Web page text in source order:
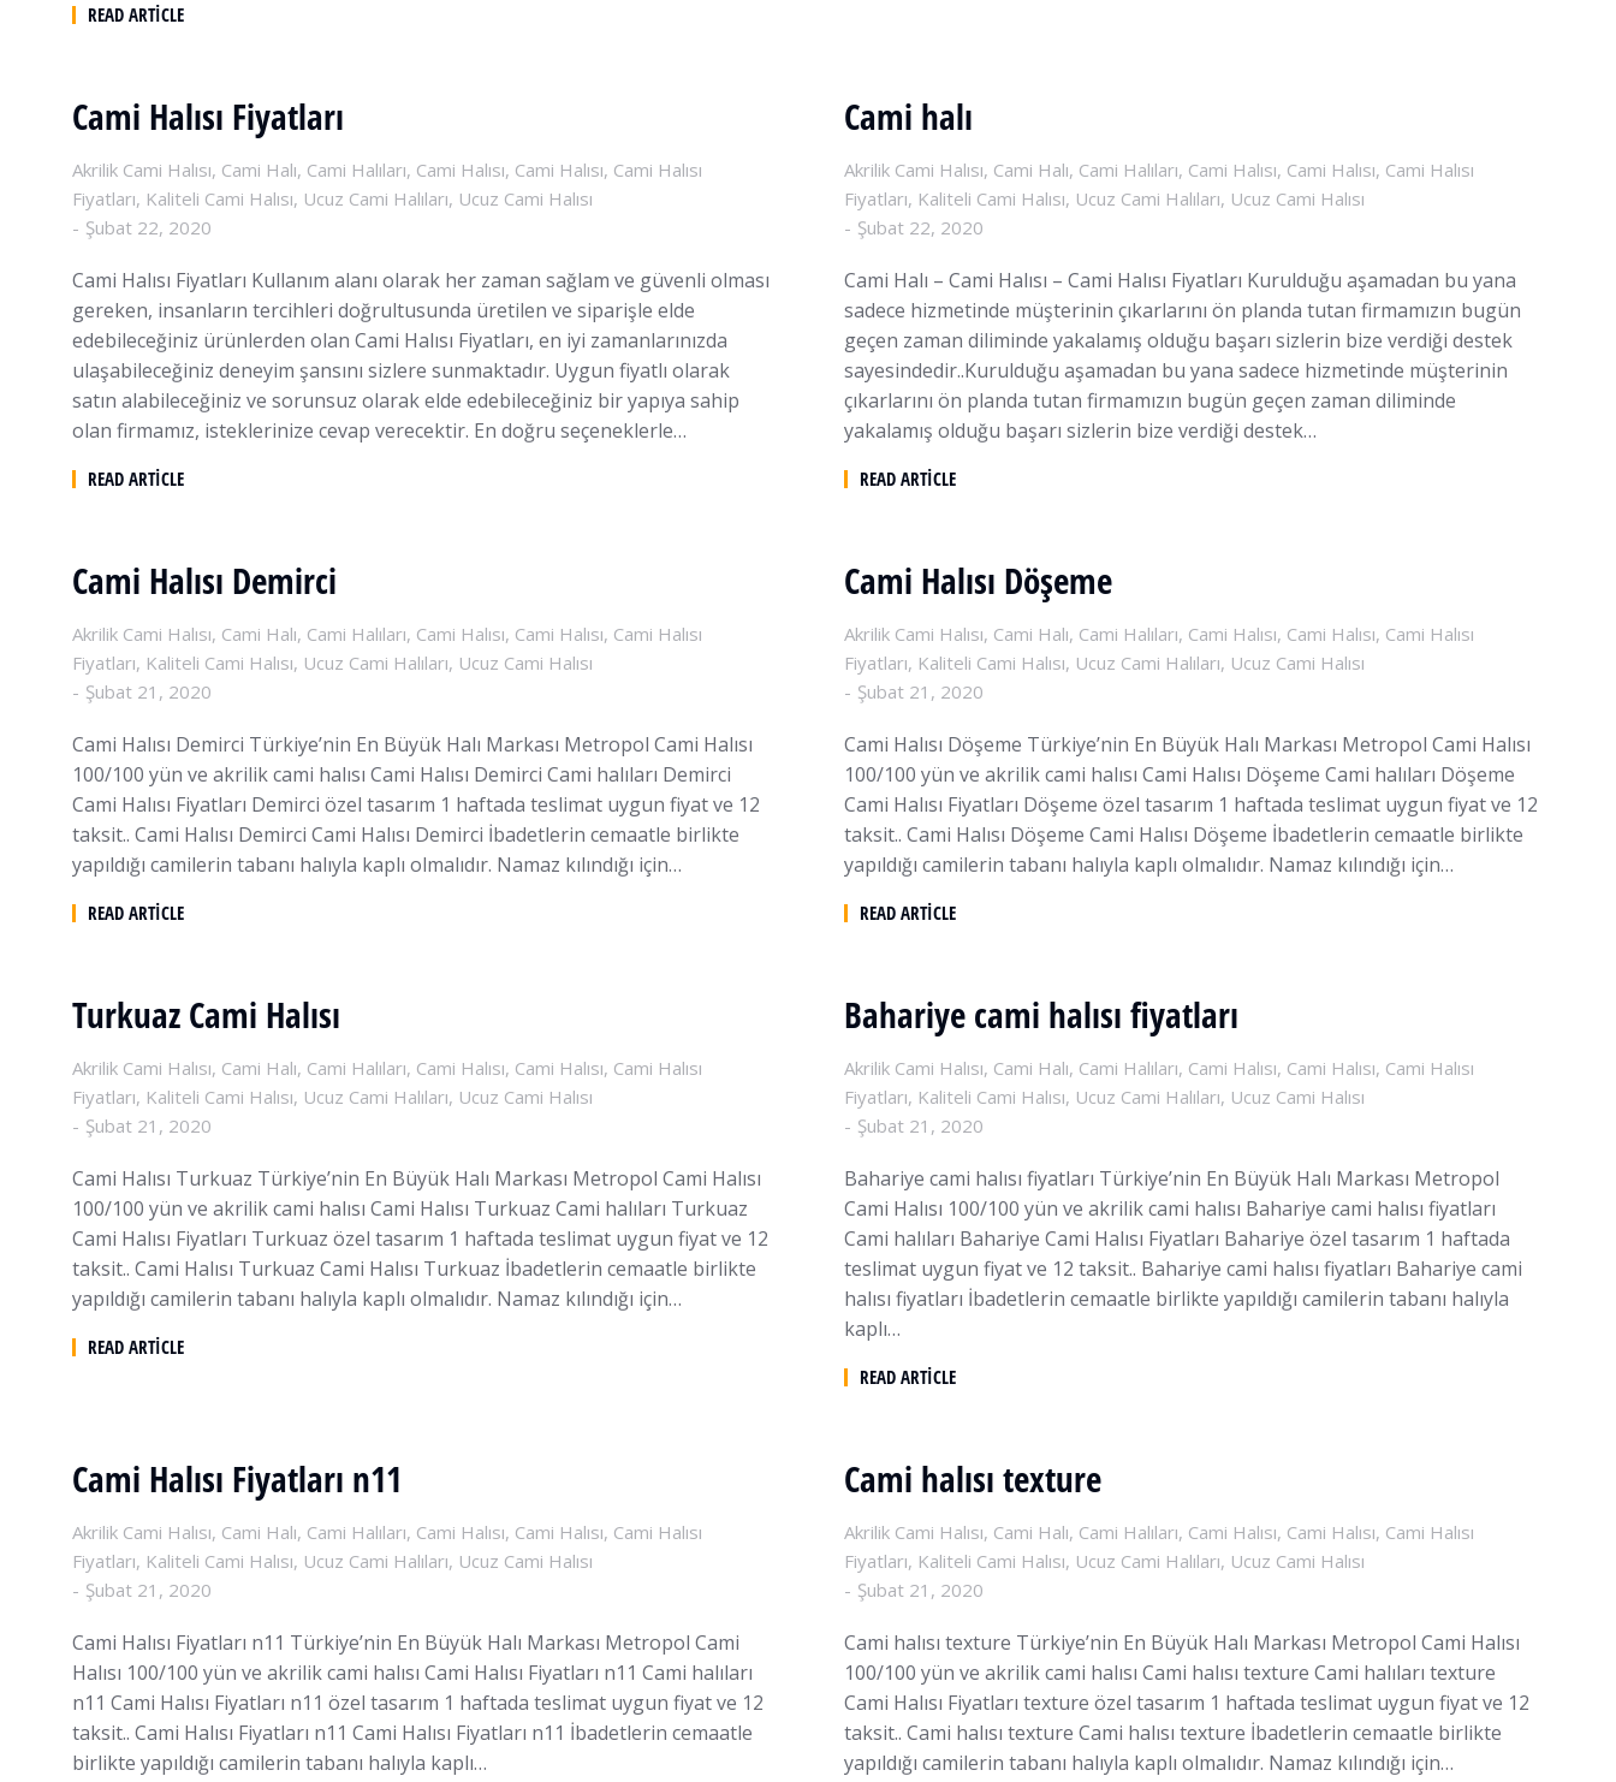
READ ARTICLE
Cami Halısı Fiyatları
Akrilik Cami Halısı, Cami Halı, Cami Halıları, Cami Halısı, Cami Halısı, Cami Halısı
Fiyatları, Kaliteli Cami Halısı, Ucuz Cami Halıları, Ucuz Cami Halısı
Şubat 22, 2020
Cami Halısı Fiyatları Kullanım alanı olarak her zaman sağlam ve güvenli olması
gereken, insanların tercihleri doğrultusunda üretilen ve siparişle elde
edebileceğiniz ürünlerden olan Cami Halısı Fiyatları, en iyi zamanlarınızda
ulaşabileceğiniz deneyim şansını sizlere sunmaktadır. Uygun fiyatlı olarak
satın alabileceğiniz ve sorunsuz olarak elde edebileceğiniz bir yapıya sahip
olan firmamız, isteklerinize cevap verecektir. En doğru seçeneklerle…
READ ARTICLE
Cami halı
Akrilik Cami Halısı, Cami Halı, Cami Halıları, Cami Halısı, Cami Halısı, Cami Halısı
Fiyatları, Kaliteli Cami Halısı, Ucuz Cami Halıları, Ucuz Cami Halısı
Şubat 22, 2020
Cami Halı – Cami Halısı – Cami Halısı Fiyatları Kurulduğu aşamadan bu yana
sadece hizmetinde müşterinin çıkarlarını ön planda tutan firmamızın bugün
geçen zaman diliminde yakalamış olduğu başarı sizlerin bize verdiği destek
sayesindedir..Kurulduğu aşamadan bu yana sadece hizmetinde müşterinin
çıkarlarını ön planda tutan firmamızın bugün geçen zaman diliminde
yakalamış olduğu başarı sizlerin bize verdiği destek…
READ ARTICLE
Cami Halısı Demirci
Akrilik Cami Halısı, Cami Halı, Cami Halıları, Cami Halısı, Cami Halısı, Cami Halısı
Fiyatları, Kaliteli Cami Halısı, Ucuz Cami Halıları, Ucuz Cami Halısı
Şubat 21, 2020
Cami Halısı Demirci Türkiye’nin En Büyük Halı Markası Metropol Cami Halısı
100/100 yün ve akrilik cami halısı Cami Halısı Demirci Cami halıları Demirci
Cami Halısı Fiyatları Demirci özel tasarım 1 haftada teslimat uygun fiyat ve 12
taksit.. Cami Halısı Demirci Cami Halısı Demirci İbadetlerin cemaatle birlikte
yapıldığı camilerin tabanı halıyla kaplı olmalıdır. Namaz kılındığı için…
READ ARTICLE
Cami Halısı Döşeme
Akrilik Cami Halısı, Cami Halı, Cami Halıları, Cami Halısı, Cami Halısı, Cami Halısı
Fiyatları, Kaliteli Cami Halısı, Ucuz Cami Halıları, Ucuz Cami Halısı
Şubat 21, 2020
Cami Halısı Döşeme Türkiye’nin En Büyük Halı Markası Metropol Cami Halısı
100/100 yün ve akrilik cami halısı Cami Halısı Döşeme Cami halıları Döşeme
Cami Halısı Fiyatları Döşeme özel tasarım 1 haftada teslimat uygun fiyat ve 12
taksit.. Cami Halısı Döşeme Cami Halısı Döşeme İbadetlerin cemaatle birlikte
yapıldığı camilerin tabanı halıyla kaplı olmalıdır. Namaz kılındığı için…
READ ARTICLE
Turkuaz Cami Halısı
Akrilik Cami Halısı, Cami Halı, Cami Halıları, Cami Halısı, Cami Halısı, Cami Halısı
Fiyatları, Kaliteli Cami Halısı, Ucuz Cami Halıları, Ucuz Cami Halısı
Şubat 21, 2020
Cami Halısı Turkuaz Türkiye’nin En Büyük Halı Markası Metropol Cami Halısı
100/100 yün ve akrilik cami halısı Cami Halısı Turkuaz Cami halıları Turkuaz
Cami Halısı Fiyatları Turkuaz özel tasarım 1 haftada teslimat uygun fiyat ve 12
taksit.. Cami Halısı Turkuaz Cami Halısı Turkuaz İbadetlerin cemaatle birlikte
yapıldığı camilerin tabanı halıyla kaplı olmalıdır. Namaz kılındığı için…
READ ARTICLE
Bahariye cami halısı fiyatları
Akrilik Cami Halısı, Cami Halı, Cami Halıları, Cami Halısı, Cami Halısı, Cami Halısı
Fiyatları, Kaliteli Cami Halısı, Ucuz Cami Halıları, Ucuz Cami Halısı
Şubat 21, 2020
Bahariye cami halısı fiyatları Türkiye’nin En Büyük Halı Markası Metropol
Cami Halısı 100/100 yün ve akrilik cami halısı Bahariye cami halısı fiyatları
Cami halıları Bahariye Cami Halısı Fiyatları Bahariye özel tasarım 1 haftada
teslimat uygun fiyat ve 12 taksit.. Bahariye cami halısı fiyatları Bahariye cami
halısı fiyatları İbadetlerin cemaatle birlikte yapıldığı camilerin tabanı halıyla
kaplı…
READ ARTICLE
Cami Halısı Fiyatları n11
Akrilik Cami Halısı, Cami Halı, Cami Halıları, Cami Halısı, Cami Halısı, Cami Halısı
Fiyatları, Kaliteli Cami Halısı, Ucuz Cami Halıları, Ucuz Cami Halısı
Şubat 21, 2020
Cami Halısı Fiyatları n11 Türkiye’nin En Büyük Halı Markası Metropol Cami
Halısı 100/100 yün ve akrilik cami halısı Cami Halısı Fiyatları n11 Cami halıları
n11 Cami Halısı Fiyatları n11 özel tasarım 1 haftada teslimat uygun fiyat ve 12
taksit.. Cami Halısı Fiyatları n11 Cami Halısı Fiyatları n11 İbadetlerin cemaatle
birlikte yapıldığı camilerin tabanı halıyla kaplı…
Cami halısı texture
Akrilik Cami Halısı, Cami Halı, Cami Halıları, Cami Halısı, Cami Halısı, Cami Halısı
Fiyatları, Kaliteli Cami Halısı, Ucuz Cami Halıları, Ucuz Cami Halısı
Şubat 21, 2020
Cami halısı texture Türkiye’nin En Büyük Halı Markası Metropol Cami Halısı
100/100 yün ve akrilik cami halısı Cami halısı texture Cami halıları texture
Cami Halısı Fiyatları texture özel tasarım 1 haftada teslimat uygun fiyat ve 12
taksit.. Cami halısı texture Cami halısı texture İbadetlerin cemaatle birlikte
yapıldığı camilerin tabanı halıyla kaplı olmalıdır. Namaz kılındığı için…